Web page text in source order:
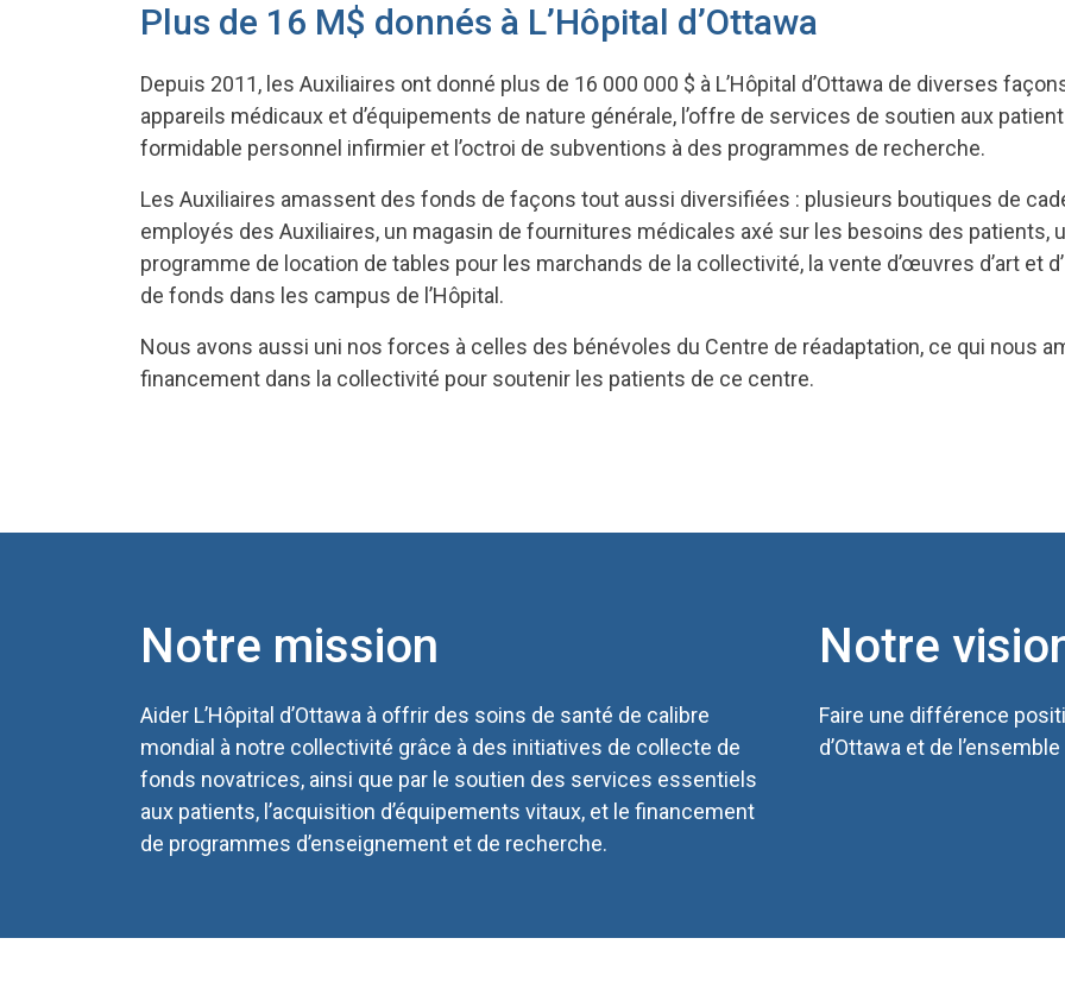
Plus de 16 M$ donnés à L’Hôpital d’Ottawa
Depuis 2011, les Auxiliaires ont donné plus de 16 000 000 $ à L’Hôpital d’Ottawa de diverses
appareils médicaux et d’équipements de nature générale, l’offre de services de soutien aux
formidable personnel infirmier et l’octroi de subventions à des programmes de recherche.
Les Auxiliaires amassent des fonds de façons tout aussi diversifiées : plusieurs boutiques de
employés des Auxiliaires, un magasin de fournitures médicales axé sur les besoins des patients,
programme de location de tables pour les marchands de la collectivité, la vente d’œuvres d’art et
de fonds dans les campus de l’Hôpital.
Nous avons aussi uni nos forces à celles des bénévoles du Centre de réadaptation, ce qui nous
financement dans la collectivité pour soutenir les patients de ce centre.
Notre mission
Aider L’Hôpital d’Ottawa à offrir des soins de santé de calibre
mondial à notre collectivité grâce à des initiatives de collecte de
fonds novatrices, ainsi que par le soutien des services essentiels
aux patients, l’acquisition d’équipements vitaux, et le financement
de programmes d’enseignement et de recherche.
Notre
Faire une différence
d’Ottawa et de